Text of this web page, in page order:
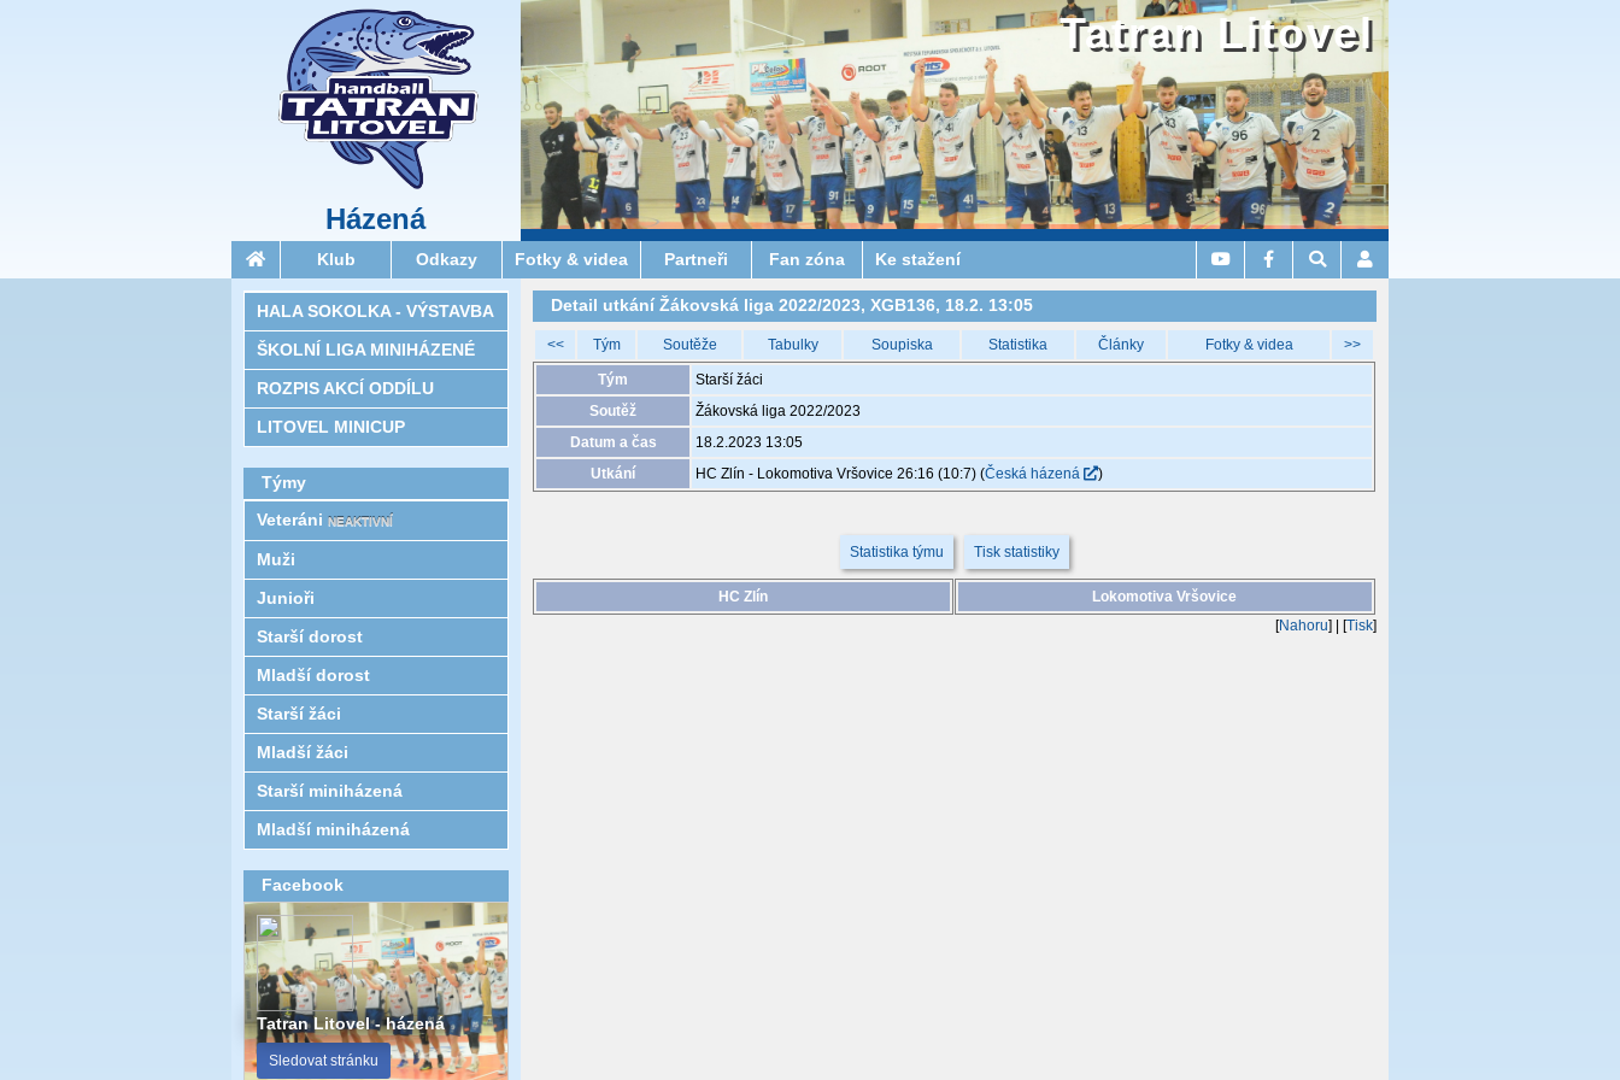
Házená
Tatran Litovel
Klub Odkazy Fotky & videa Partneři Fan zóna Ke stažení
Detail utkání Žákovská liga 2022/2023, XGB136, 18.2. 13:05
<< Tým Soutěže Tabulky Soupiska Statistika Články Fotky & videa >>
Tým
Starší žáci
Soutěž
Žákovská liga 2022/2023
Datum a čas
18.2.2023 13:05
Utkání
HC Zlín - Lokomotiva Vršovice 26:16 (10:7)(Česká házená )
Statistika týmu Tisk statistiky
HC Zlín
Lokomotiva Vršovice
[Nahoru] | [Tisk]
HALA SOKOLKA - VÝSTAVBA
ŠKOLNÍ LIGA MINIHÁZENÉ
ROZPIS AKCÍ ODDÍLU
LITOVEL MINICUP
Týmy
Veteráni NEAKTIVNÍ
Muži
Junioři
Starší dorost
Mladší dorost
Starší žáci
Mladší žáci
Starší miniházená
Mladší miniházená
Facebook
Tatran Litovel - házená
Sledovat stránku